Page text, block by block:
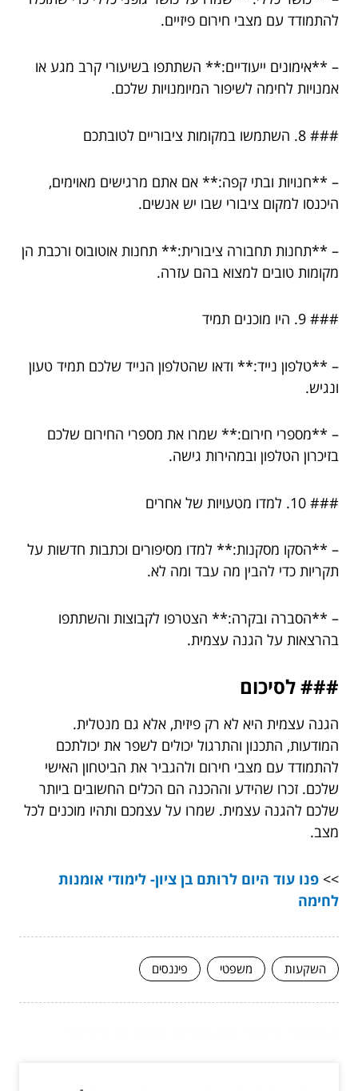
להתמודד עם מצבי חירום פיזיים.
– **אימונים ייעודיים:** השתתפו בשיעורי קרב מגע או
אמנויות לחימה לשיפור המיומנויות שלכם.
### 8. השתמשו במקומות ציבוריים לטובתכם
– **חנויות ובתי קפה:** אם אתם מרגישים מאוימים,
היכנסו למקום ציבורי שבו יש אנשים.
– **תחנות תחבורה ציבורית:** תחנות אוטובוס ורכבת הן
מקומות טובים למצוא בהם עזרה.
### 9. היו מוכנים תמיד
– **טלפון נייד:** ודאו שהטלפון הנייד שלכם תמיד טעון
ונגיש.
– **מספרי חירום:** שמרו את מספרי החירום שלכם
בזיכרון הטלפון ובמהירות גישה.
### 10. למדו מטעויות של אחרים
– **הסקו מסקנות:** למדו מסיפורים וכתבות חדשות על
תקריות כדי להבין מה עבד ומה לא.
– **הסברה ובקרה:** הצטרפו לקבוצות והשתתפו
בהרצאות על הגנה עצמית.
### לסיכום
הגנה עצמית היא לא רק פיזית, אלא גם מנטלית.
המודעות, התכנון והתרגול יכולים לשפר את יכולתכם
להתמודד עם מצבי חירום ולהגביר את הביטחון האישי
שלכם. זכרו שהידע וההכנה הם הכלים החשובים ביותר
שלכם להגנה עצמית. שמרו על עצמכם ותהיו מוכנים לכל
מצב.
>> פנו עוד היום לרותם בן ציון- לימודי אומנות
לחימה
השקעות משפטי פיננסים